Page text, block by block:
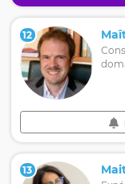
12
13